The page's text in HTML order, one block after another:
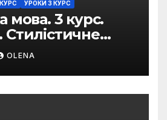
УРОКИ 3 КУРС
мова. 3 курс.
OLENA